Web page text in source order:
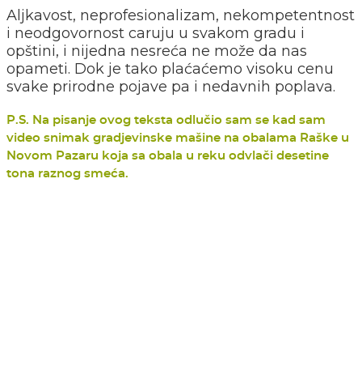
Aljkavost, neprofesionalizam, nekompetentnost
i neodgovornost caruju u svakom gradu i
opštini, i nijedna nesreća ne može da nas
opameti. Dok je tako plaćaćemo visoku cenu
svake prirodne pojave pa i nedavnih poplava.
P.S. Na pisanje ovog teksta odlučio sam se kad sam
video snimak gradjevinske mašine na obalama Raške u
Novom Pazaru koja sa obala u reku odvlači desetine
tona raznog smeća.